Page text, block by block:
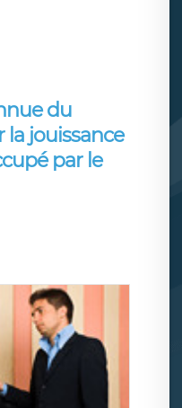
du
la jouissance
par le